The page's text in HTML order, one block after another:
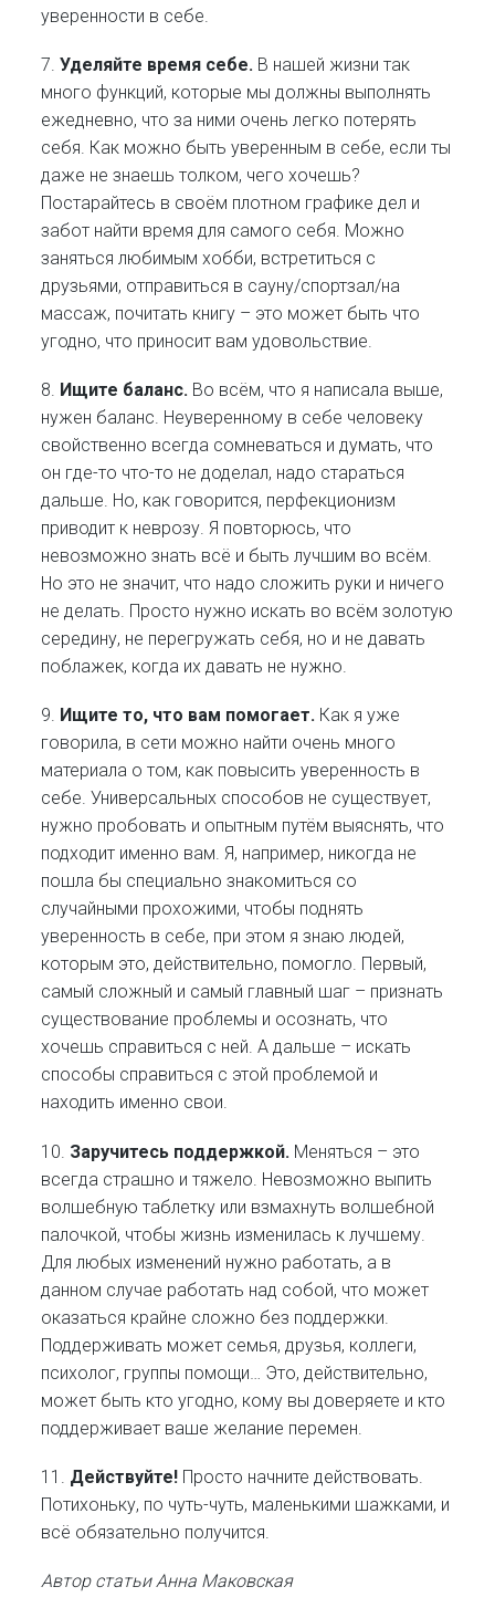
уверенности в себе.
7.Уделяйте время себе. В нашей жизни так
много функций, которые мы должны выполнять
ежедневно, что за ними очень легко потерять
себя. Как можно быть уверенным в себе, если ты
даже не знаешь толком, чего хочешь?
Постарайтесь в своём плотном графике дел и
забот найти время для самого себя. Можно
заняться любимым хобби, встретиться с
друзьями, отправиться в сауну/спортзал/на
массаж, почитать книгу – это может быть что
угодно, что приносит вам удовольствие.
8. Ищите баланс. Во всём, что я написала выше,
нужен баланс. Неуверенному в себе человеку
свойственно всегда сомневаться и думать, что
он где-то что-то не доделал, надо стараться
дальше. Но, как говорится, перфекционизм
приводит к неврозу. Я повторюсь, что
невозможно знать всё и быть лучшим во всём.
Но это не значит, что надо сложить руки и ничего
не делать. Просто нужно искать во всём золотую
середину, не перегружать себя, но и не давать
поблажек, когда их давать не нужно.
9. Ищите то, что вам помогает. Как я уже
говорила, в сети можно найти очень много
материала о том, как повысить уверенность в
себе. Универсальных способов не существует,
нужно пробовать и опытным путём выяснять, что
подходит именно вам. Я, например, никогда не
пошла бы специально знакомиться со
случайными прохожими, чтобы поднять
уверенность в себе, при этом я знаю людей,
которым это, действительно, помогло. Первый,
самый сложный и самый главный шаг – признать
существование проблемы и осознать, что
хочешь справиться с ней. А дальше – искать
способы справиться с этой проблемой и
находить именно свои.
10. Заручитесь поддержкой. Меняться – это
всегда страшно и тяжело. Невозможно выпить
волшебную таблетку или взмахнуть волшебной
палочкой, чтобы жизнь изменилась к лучшему.
Для любых изменений нужно работать, а в
данном случае работать над собой, что может
оказаться крайне сложно без поддержки.
Поддерживать может семья, друзья, коллеги,
психолог, группы помощи… Это, действительно,
может быть кто угодно, кому вы доверяете и кто
поддерживает ваше желание перемен.
11. Действуйте! Просто начните действовать.
Потихоньку, по чуть-чуть, маленькими шажками, и
всё обязательно получится.
Автор статьи Анна Маковская